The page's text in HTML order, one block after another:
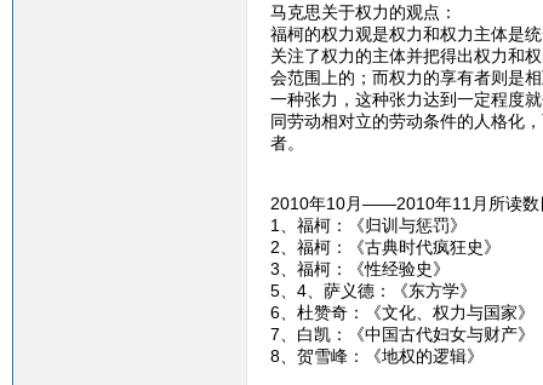
马克思关于权力的观点：
福柯的权力观是权力和权力主体是
关注了权力的主体并把得出权力和
会范围上的；而权力的享有者则是
一种张力，这种张力达到一定程度
同劳动相对立的劳动条件的人格化
者。
2010年10月——2010年11月所读数
1、福柯：《归训与惩罚》
2、福柯：《古典时代疯狂史》
3、福柯：《性经验史》
5、4、萨义德：《东方学》
6、杜赞奇：《文化、权力与国家》
7、白凯：《中国古代妇女与财产》
8、贺雪峰：《地权的逻辑》